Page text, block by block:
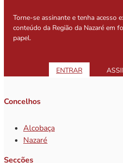
Torne-se assinante e tenha acesso
conteúdo da Região da Nazaré em
papel.
ENTRAR
Concelhos
Alcobaça
Nazaré
Secções